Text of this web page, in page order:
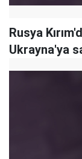
Rusya
Ukrayna'ya